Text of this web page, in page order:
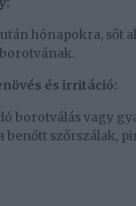
hónapokra, sőt
és irritáció:
borotválás vagy
benőtt szőrszálak,